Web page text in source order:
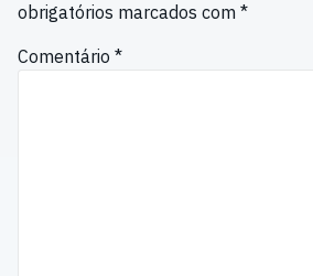
obrigatórios marcados com *
Comentário *